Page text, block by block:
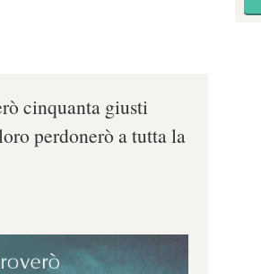
cinquanta giusti
perdonerò a tutta la